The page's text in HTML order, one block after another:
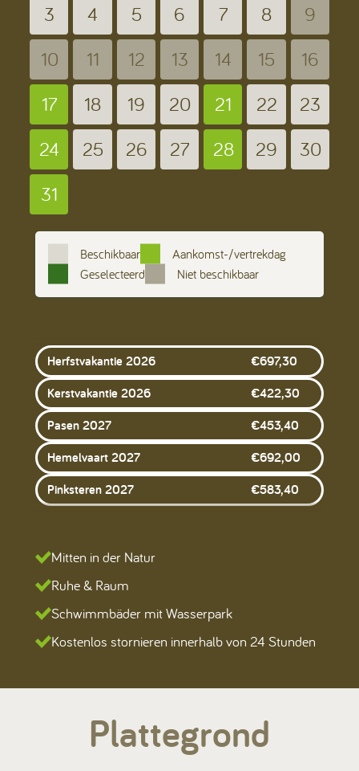
3
4 5 6 7 8
9
10
11 12 13 14 15
16
17
18 19 20 21 22
23
24
25 26 27 28 29
30
31
Beschikbaar
Aankomst-/vertrekdag
Geselecteerd
Niet beschikbaar
Herfstvakantie 2026 €697,30
Kerstvakantie 2026
€422,30
Pasen 2027
€453,40
Hemelvaart 2027
€692,00
Pinksteren 2027
€583,40
Mitten in der Natur
Ruhe & Raum
Schwimmbäder mit Wasserpark
Kostenlos stornieren innerhalb von 24 Stunden
Plattegrond